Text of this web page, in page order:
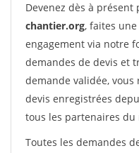
Devenez dès à
chantier.org, faites
engagement via notre
demandes de devis et
demande validée, vous
devis enregistrées
tous les partenaires du
Toutes les demandes